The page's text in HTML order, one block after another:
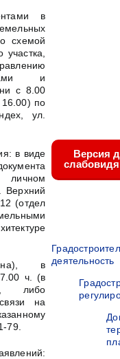
в
схемой
и
с 8.00
по
ул.
в виде
личном
Верхний
(отдел
в
ч. (в
либо
на
79.
Версия
деятельность